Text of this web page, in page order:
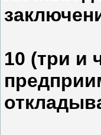
10 (три и